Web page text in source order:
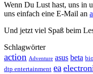
Wenn Du Lust hast, uns in
uns einfach eine E-Mail an
Und jetzt viel Spaß beim
Schlagwörter
action Adventure asus beta
dtp entertainment ea